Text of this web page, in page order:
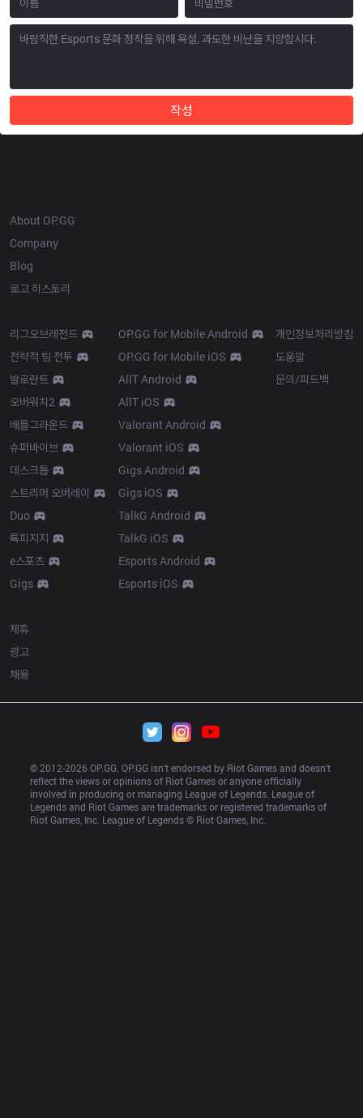
작성
About OP.GG
Company
Blog
로고 히스토리
리그오브레전드
전략적 팀 전투
발로란트
오버워치2
배틀그라운드
슈퍼바이브
데스크톱
스트리머 오버레이
Duo
톡피지지
e스포츠
Gigs
OP.GG for Mobile Android
OP.GG for Mobile iOS
AllT Android
AllT iOS
Valorant Android
Valorant iOS
Gigs Android
Gigs iOS
TalkG Android
TalkG iOS
Esports Android
Esports iOS
개인정보처리방침
도움말
문의/피드백
제휴
광고
채용
© 2012-2026 OP.GG. OP.GG isn’t endorsed by Riot Games and doesn’t
reflect the views or opinions of Riot Games or anyone officially
involved in producing or managing League of Legends. League of
Legends and Riot Games are trademarks or registered trademarks of
Riot Games, Inc. League of Legends © Riot Games, Inc.